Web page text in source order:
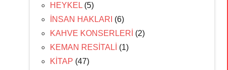
HEYKEL (5)
İNSAN HAKLARI (6)
KAHVE KONSERLERİ (2)
KEMAN RESİTALİ (1)
KİTAP (47)